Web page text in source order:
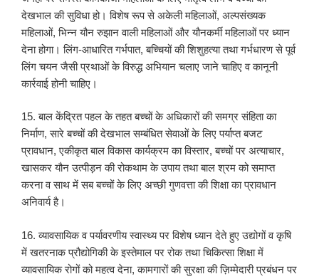
देखभाल की सुविधा हो। विशेष रूप से अकेली महिलाओं, अल्पसंख्यक
महिलाओं, भिन्न यौन रुझान वाली महिलाओं और यौनकर्मी महिलाओं पर ध्यान
देना होगा। लिंग-आधारित गर्भपात, बच्चियों की शिशुहत्या तथा गर्भधारण से पूर्व
लिंग चयन जैसी प्रथाओं के विरुद्ध अभियान चलाए जाने चाहिए व कानूनी
कार्रवाई होनी चाहिए।
15. बाल केंद्रित पहल के तहत बच्चों के अधिकारों की समग्र संहिता का
निर्माण, सारे बच्चों की देखभाल सम्बंधित सेवाओं के लिए पर्याप्त बजट
प्रावधान, एकीकृत बाल विकास कार्यक्रम का विस्तार, बच्चों पर अत्याचार,
खासकर यौन उत्पीड़न की रोकथाम के उपाय तथा बाल श्रम को समाप्त
करना व साथ में सब बच्चों के लिए अच्छी गुणवत्ता की शिक्षा का प्रावधान
अनिवार्य है।
16. व्यावसायिक व पर्यावरणीय स्वास्थ्य पर विशेष ध्यान देते हुए उद्योगों व कृषि
में खतरनाक प्रौद्योगिकी के इस्तेमाल पर रोक तथा चिकित्सा शिक्षा में
व्यावसायिक रोगों को महत्व देना, कामगारों की सुरक्षा की ज़िम्मेदारी प्रबंधन पर